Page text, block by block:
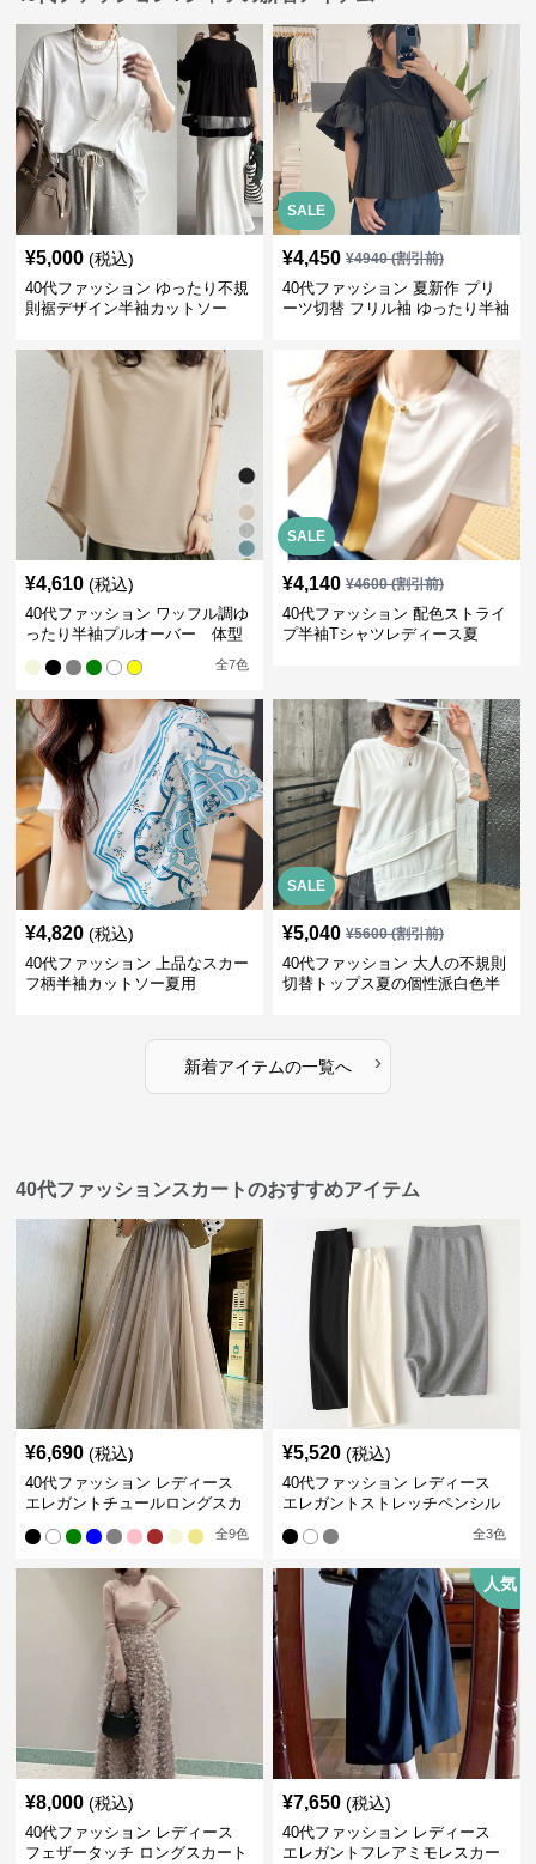
¥5,000 (税込)
40代ファッション ゆったり不規
則裾デザイン半袖カットソー
SALE
¥4,450 ¥4940(割引前)
40代ファッション 夏新作 プリ
ーツ切替 フリル袖 ゆったり半袖
¥4,610 (税込)
40代ファッション ワッフル調ゆ
ったり半袖プルオーバー 体型
全7色
SALE
¥4,140 ¥4600(割引前)
40代ファッション 配色ストライ
プ半袖Tシャツレディース夏
¥4,820 (税込)
40代ファッション 上品なスカー
フ柄半袖カットソー夏用
SALE
¥5,040 ¥5600(割引前)
40代ファッション 大人の不規則
切替トップス夏の個性派白色半
新着アイテムの一覧へ ›
40代ファッションスカートのおすすめアイテム
¥6,690 (税込)
40代ファッション レディース
エレガントチュールロングスカ
全9色
¥5,520 (税込)
40代ファッション レディース
エレガントストレッチペンシル
全3色
¥8,000 (税込)
40代ファッション レディース
フェザータッチ ロングスカート
人気
¥7,650 (税込)
40代ファッション レディース
エレガントフレアミモレスカー